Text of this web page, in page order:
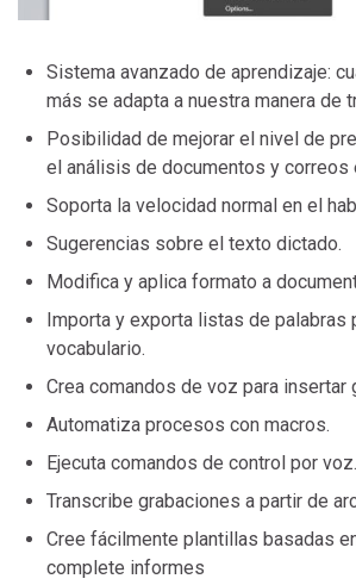
Sistema avanzado de aprendizaje:
más se adapta a nuestra manera de
Posibilidad de mejorar el nivel de
el análisis de documentos y correos
Soporta la velocidad normal en el
Sugerencias sobre el texto dictado.
Modifica y aplica formato a
Importa y exporta listas de palabras
vocabulario.
Crea comandos de voz para insertar
Automatiza procesos con macros.
Ejecuta comandos de control por voz.
Transcribe grabaciones a partir de
Cree fácilmente plantillas basadas
complete informes